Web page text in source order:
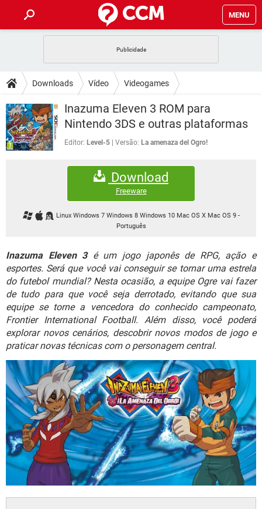
MENU
CELULAR FACEBOOK
OUTLOOK EXCEL
INSTAGRAM GMAIL
GUIA DE COMPRAS
DICAS
JOGOS WHATSAPP
CELULAR
OUTLOOK
DOWNLOADS
JOGOS WHATSAPP
CELULAR FACEBOOK
EXCEL
GMAIL
FÓRUM
FACEBOOK
EXCEL
INSTAGRAM GMAIL
WHATSAPP
EXCEL
GUIA DE COMPRAS
Downloads Vídeo Videogames
Inazuma Eleven 3 ROM para
Nintendo 3DS e outras plataformas
Editor: Level-5 Versão: La amenaza del Ogro!
Download
Freeware
Linux Windows 7 Windows 8 Windows 10 Mac OS X Mac OS 9 -
Português
Inazuma Eleven 3é um jogo japonês de RPG, ação e
esportes. Será que você vai conseguir se tornar uma estrela
do futebol mundial? Nesta ocasião, a equipe Ogre vai fazer
de tudo para que você seja derrotado, evitando que sua
equipe se torne a vencedora do conhecido campeonato,
Frontier International Football. Além disso, você poderá
explorar novos cenários, descobrir novos modos de jogo e
praticar novas técnicas com o personagem central.